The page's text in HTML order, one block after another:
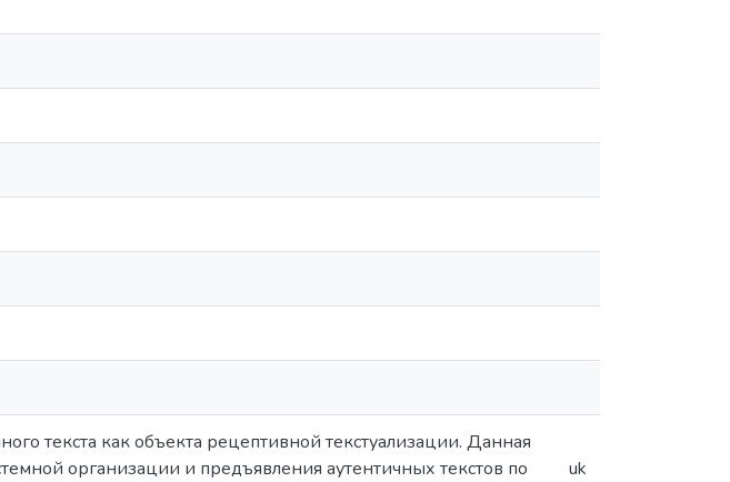
текста как объекта рецептивной текстуализации. Данная
организации и предъявления аутентичных текстов по
uk